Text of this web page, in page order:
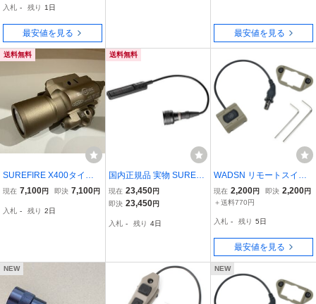
入札 - 残り 1日
最安値を見る 最安値を見る
送料無料
SUREFIRE X400タイプ
タクティカルライト レプ
現在 7,100円 即決 7,100円
入札 - 残り 2日
送料無料
国内正規品 実物 SUREFI
RE Remote Switch Asse
mbly リモートスイッチ U
現在 23,450円
即決 23,450円
入札 - 残り 4日
WADSN リモートスイッ
チ ModButton Lite 角度付
きプラグ Surefire対応規
ース ]
現在 2,200円 即決 2,200円
＋送料770円
入札 - 残り 5日
最安値を見る
NEW NEW